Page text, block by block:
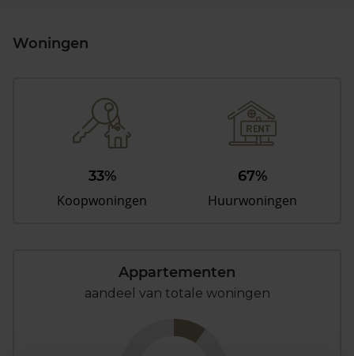
Woningen
33%
Koopwoningen
67%
Huurwoningen
Appartementen
aandeel van totale woningen